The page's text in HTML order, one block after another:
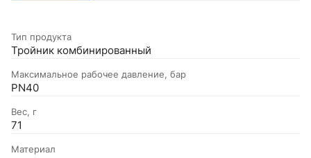
Тип продукта
Тройник комбинированный
Максимальное рабочее давление, бар
PN40
Вес, г
71
Материал